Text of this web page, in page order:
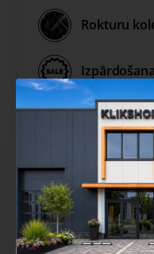
Rokturu
Izpārdošana